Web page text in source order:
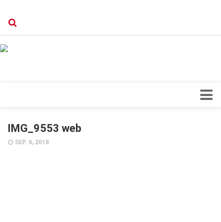
Forschung
IMG_9553 web
SEP. 6, 2018